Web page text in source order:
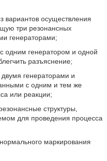
вариантов осуществления
три резонансных
генераторами;
одним генератором и одной
разъяснение;
генераторами и
с одним и тем же
или реакции;
структуры,
для проведения процесса
маркирования